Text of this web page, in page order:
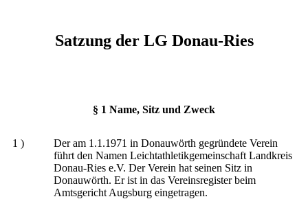
Satzung der LG Donau-Ries
§ 1 Name, Sitz und Zweck
1 )
Der am 1.1.1971 in Donauwörth gegründete Verein
führt den Namen Leichtathletikgemeinschaft Landkreis
Donau-Ries e.V. Der Verein hat seinen Sitz in
Donauwörth. Er ist in das Vereinsregister beim
Amtsgericht Augsburg eingetragen.